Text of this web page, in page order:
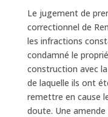
Le jugement de
correctionnel de
les infractions
condamné le
construction avec
de laquelle ils ont
remettre en cause
doute. Une